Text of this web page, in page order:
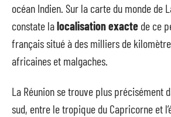
océan Indien. Sur la carte du monde de
constate lalocalisation exacte de ce
français situé à des milliers de
africaines et malgaches.
La Réunion se trouve plus précisément
sud, entre le tropique du Capricorne et